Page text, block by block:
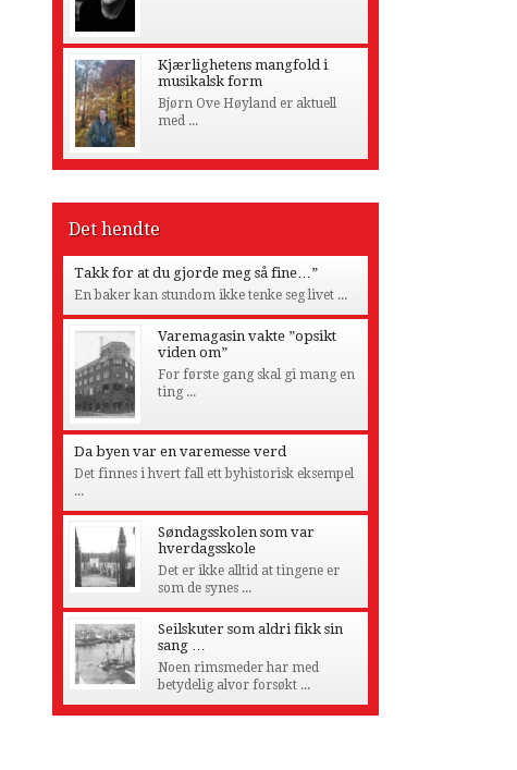
Kjærlighetens mangfold i
musikalsk form
Bjørn Ove Høyland er aktuell
med ...
Det hendte
Takk for at du gjorde meg så fine…”
En baker kan stundom ikke tenke seg livet ...
Varemagasin vakte ”opsikt
viden om”
For første gang skal gi mang en
ting ...
Da byen var en varemesse verd
Det finnes i hvert fall ett byhistorisk eksempel
...
Søndagsskolen som var
hverdagsskole
Det er ikke alltid at tingene er
som de synes ...
Seilskuter som aldri fikk sin
sang …
Noen rimsmeder har med
betydelig alvor forsøkt ...